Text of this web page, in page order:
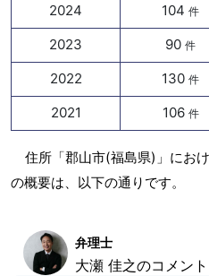
2024 104 件
2023 90 件
2022 130 件
2021 106 件
住所「郡山市(福島県)」にお
の概要は、以下の通りです。
弁理士
大瀬 佳之のコメント